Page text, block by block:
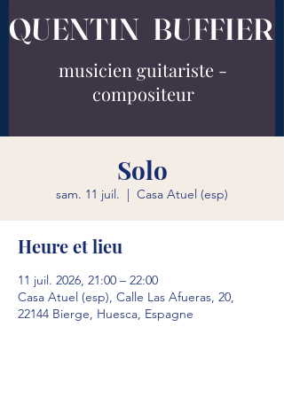
QUENTIN BUFFIER
musicien guitariste -
compositeur
Solo
sam. 11 juil.
  |
Casa Atuel (esp)
Heure et lieu
11 juil. 2026, 21:00 – 22:00
Casa Atuel (esp), Calle Las Afueras, 20,
22144 Bierge, Huesca, Espagne